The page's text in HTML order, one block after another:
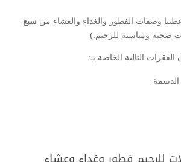
وصفات الفطور والغداء والعشاء من سبع
صحية ومناسبة للرجيم.)
التالية الخاصة بـ:
الدسمة